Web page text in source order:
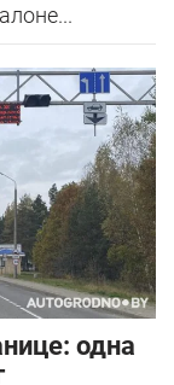
одна